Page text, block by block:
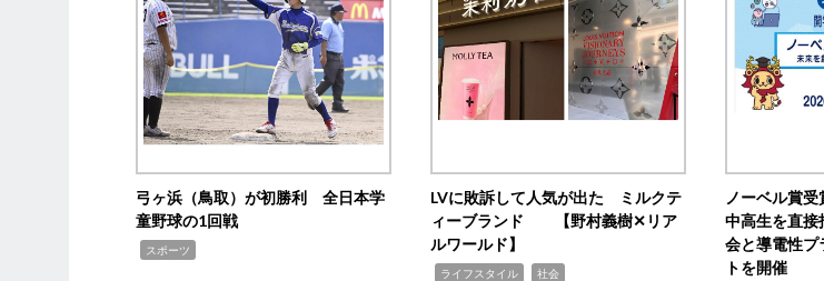
弓ヶ浜（鳥取）が初勝利 全日本学
童野球の1回戦
スポーツ
LVに敗訴して人気が出た ミルクテ
ィーブランド 【野村義樹✕リア
ルワールド】
ライフスタイル 社会
ノーベル賞
中高生を直
会と導電性プ
トを開催